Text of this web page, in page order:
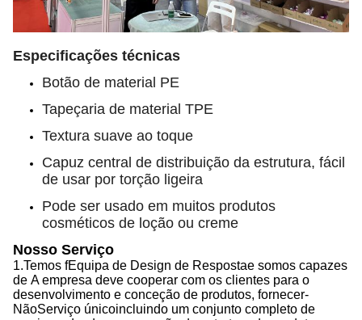
Especificações técnicas
Botão de material PE
Tapeçaria de material TPE
Textura suave ao toque
Capuz central de distribuição da estrutura, fácil
de usar por torção ligeira
Pode ser usado em muitos produtos
cosméticos de loção ou creme
Nosso Serviço
1.Temos fEquipa de Design de Respostae somos capazes
de A empresa deve cooperar com os clientes para o
desenvolvimento e conceção de produtos, fornecer-
NãoServiço únicoincluindo um conjunto completo de